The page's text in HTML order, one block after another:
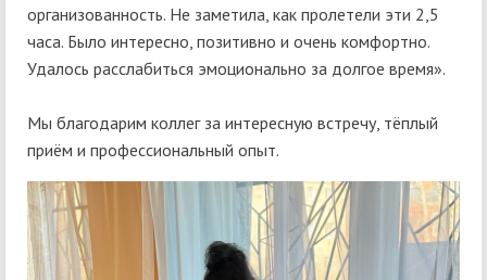
организованность. Не заметила, как пролетели эти 2,5
часа. Было интересно, позитивно и очень комфортно.
Удалось расслабиться эмоционально за долгое время».
Мы благодарим коллег за интересную встречу, тёплый
приём и профессиональный опыт.